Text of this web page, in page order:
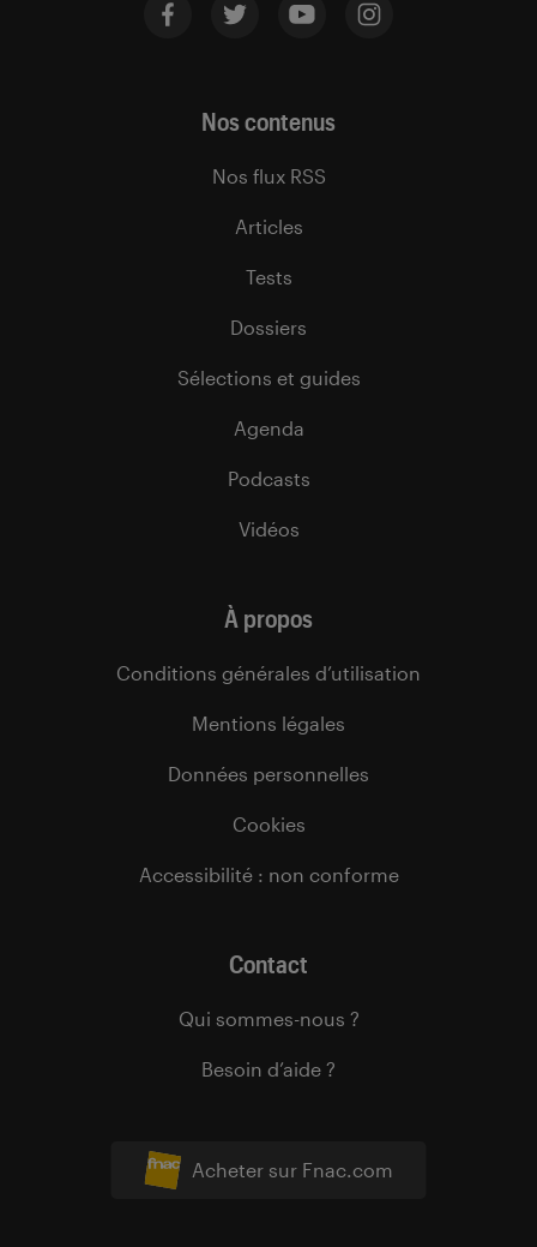
Acheter sur Fnac.com
Nos contenus
Nos flux RSS
Articles
Tests
Dossiers
Sélections et guides
Agenda
Podcasts
Vidéos
À propos
Conditions générales d’utilisation
Mentions légales
Données personnelles
Cookies
Accessibilité : non conforme
Contact
Qui sommes-nous ?
Besoin d’aide ?